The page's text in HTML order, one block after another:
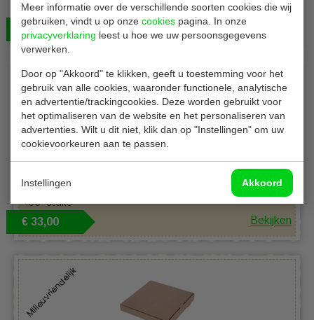
Meer informatie over de verschillende soorten cookies die wij
gebruiken, vindt u op onze cookies pagina. In onze
privacyverklaring leest u hoe we uw persoonsgegevens
verwerken.
Door op "Akkoord" te klikken, geeft u toestemming voor het
gebruik van alle cookies, waaronder functionele, analytische
en advertentie/trackingcookies. Deze worden gebruikt voor
het optimaliseren van de website en het personaliseren van
advertenties. Wilt u dit niet, klik dan op "Instellingen" om uw
cookievoorkeuren aan te passen.
Instellingen Akkoord
Pizzadozen | serie Pure | 24 x 24 x 3 cm | 100 stuks
€ 33,00
Pizzadozen | met Italiaanse vlag | Ø 36 x H4 cm |
100 stuks
€ 33,00 Bekijken
Milieuvriendelijk